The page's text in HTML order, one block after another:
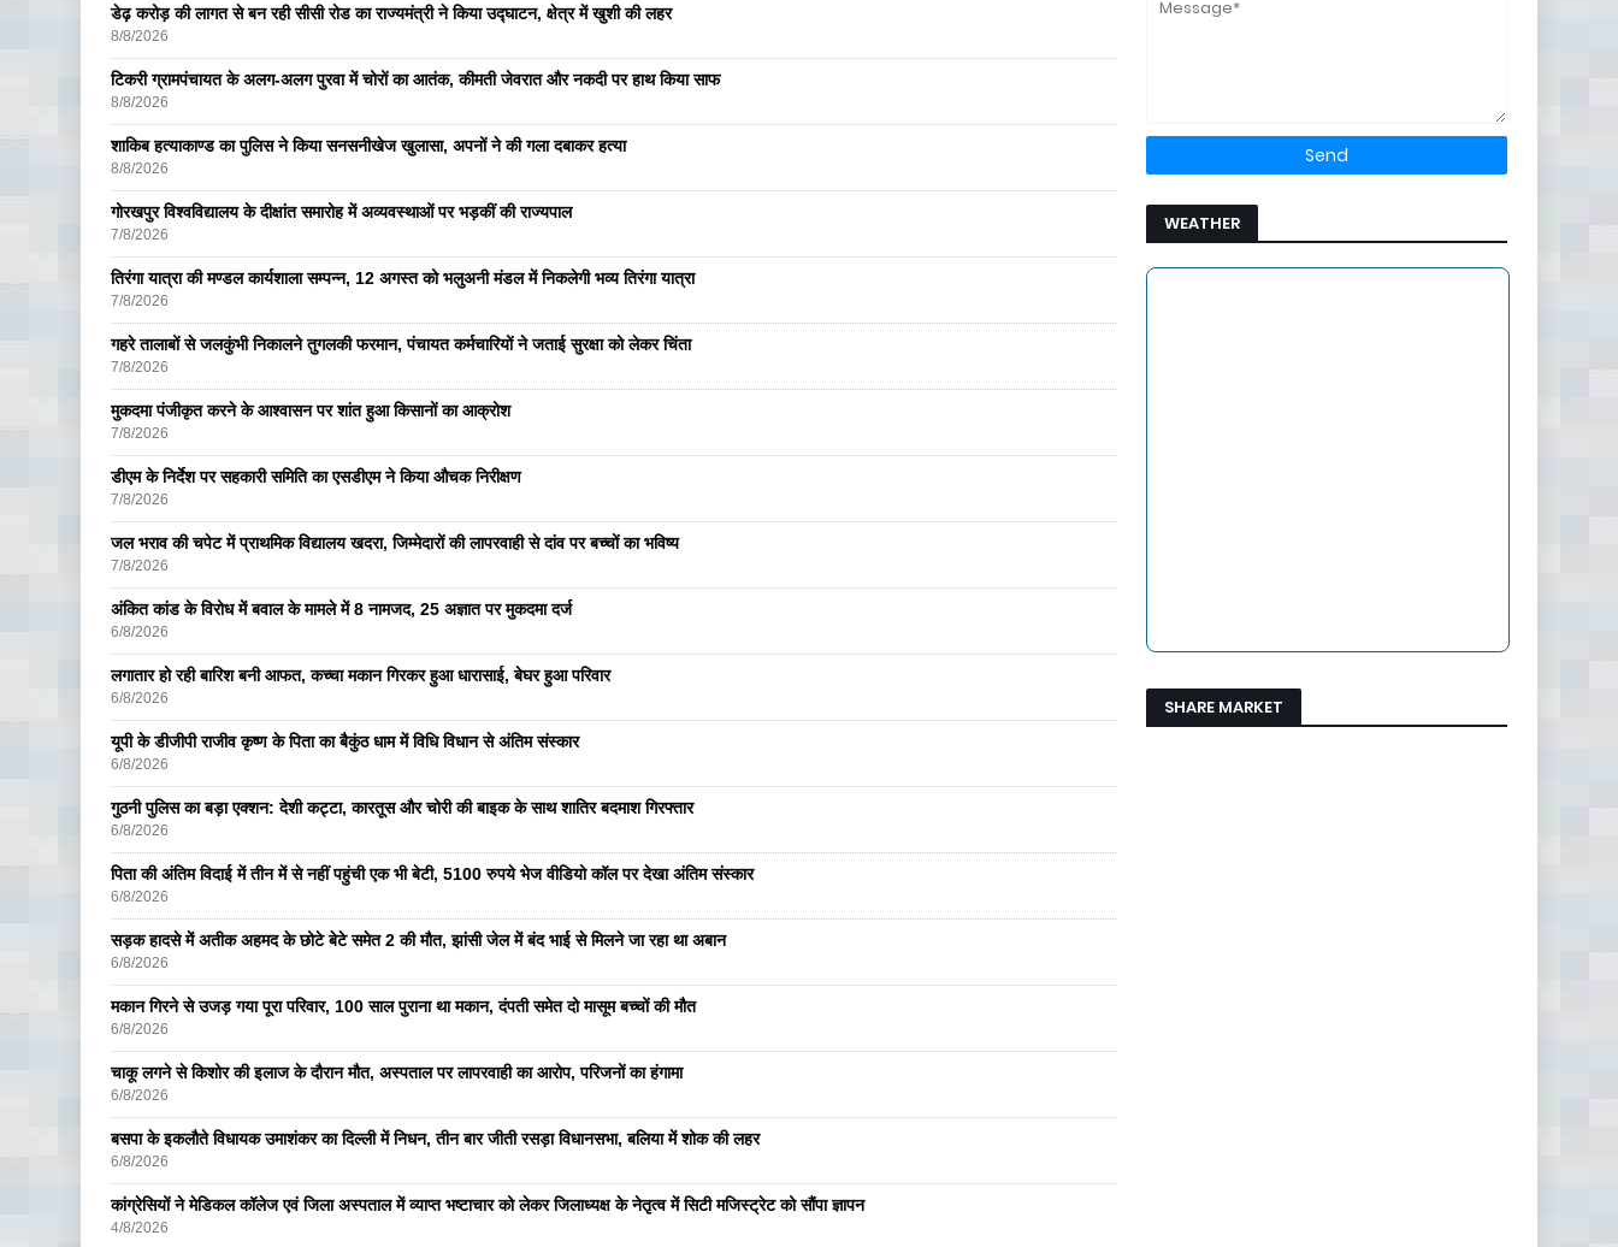
डेढ़ करोड़ की लागत से बन रही सीसी रोड का राज्यमंत्री ने किया उद्घाटन, क्षेत्र में खुशी की लहर
8/8/2026
टिकरी ग्रामपंचायत के अलग-अलग पुरवा में चोरों का आतंक, कीमती जेवरात और नकदी पर हाथ किया साफ
8/8/2026
शाकिब हत्याकाण्ड का पुलिस ने किया सनसनीखेज खुलासा, अपनों ने की गला दबाकर हत्या
8/8/2026
गोरखपुर विश्वविद्यालय के दीक्षांत समारोह में अव्यवस्थाओं पर भड़कीं की राज्यपाल
7/8/2026
तिरंगा यात्रा की मण्डल कार्यशाला सम्पन्न, 12 अगस्त को भलुअनी मंडल में निकलेगी भव्य तिरंगा यात्रा
7/8/2026
गहरे तालाबों से जलकुंभी निकालने तुगलकी फरमान, पंचायत कर्मचारियों ने जताई सुरक्षा को लेकर चिंता
7/8/2026
मुकदमा पंजीकृत करने के आश्वासन पर शांत हुआ किसानों का आक्रोश
7/8/2026
डीएम के निर्देश पर सहकारी समिति का एसडीएम ने किया औचक निरीक्षण
7/8/2026
जल भराव की चपेट में प्राथमिक विद्यालय खदरा, जिम्मेदारों की लापरवाही से दांव पर बच्चों का भविष्य
7/8/2026
अंकित कांड के विरोध में बवाल के मामले में 8 नामजद, 25 अज्ञात पर मुकदमा दर्ज
6/8/2026
लगातार हो रही बारिश बनी आफत, कच्चा मकान गिरकर हुआ धारासाई, बेघर हुआ परिवार
6/8/2026
यूपी के डीजीपी राजीव कृष्ण के पिता का बैकुंठ धाम में विधि विधान से अंतिम संस्कार
6/8/2026
गुठनी पुलिस का बड़ा एक्शन: देशी कट्टा, कारतूस और चोरी की बाइक के साथ शातिर बदमाश गिरफ्तार
6/8/2026
पिता की अंतिम विदाई में तीन में से नहीं पहुंची एक भी बेटी, 5100 रुपये भेज वीडियो कॉल पर देखा अंतिम संस्कार
6/8/2026
सड़क हादसे में अतीक अहमद के छोटे बेटे समेत 2 की मौत, झांसी जेल में बंद भाई से मिलने जा रहा था अबान
6/8/2026
मकान गिरने से उजड़ गया पूरा परिवार, 100 साल पुराना था मकान, दंपती समेत दो मासूम बच्चों की मौत
6/8/2026
चाकू लगने से किशोर की इलाज के दौरान मौत, अस्पताल पर लापरवाही का आरोप, परिजनों का हंगामा
6/8/2026
बसपा के इकलाैते विधायक उमाशंकर का दिल्ली में निधन, तीन बार जीती रसड़ा विधानसभा, बलिया में शोक की लहर
6/8/2026
कांग्रेसियों ने मेडिकल कॉलेज एवं जिला अस्पताल में व्याप्त भष्टाचार को लेकर जिलाध्यक्ष के नेतृत्व में सिटी मजिस्ट्रेट को सौंपा ज्ञापन
4/8/2026
WEATHER
SHARE MARKET